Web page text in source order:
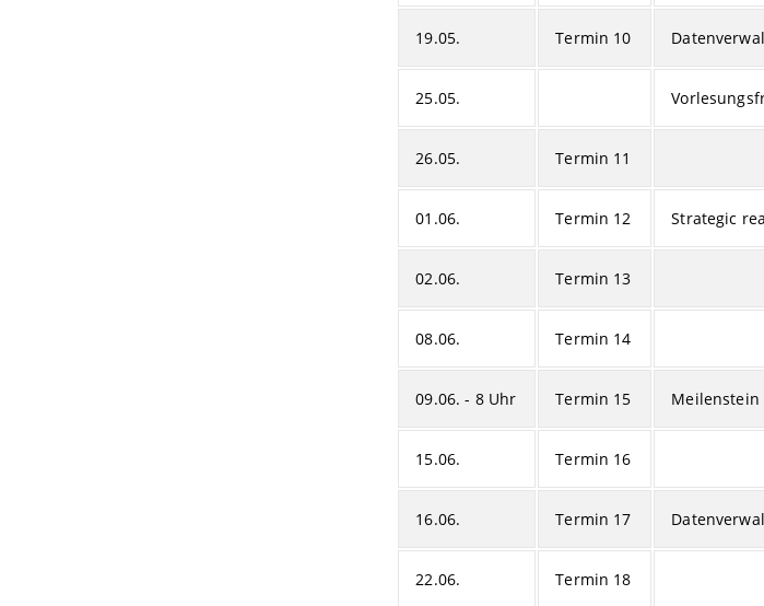
19.05. Termin 10
25.05.
26.05. Termin 11
01.06. Termin 12 Strategic
02.06. Termin 13
08.06. Termin 14
09.06. - 8 Uhr Termin 15 Meilenstein
15.06. Termin 16
16.06. Termin 17
22.06. Termin 18